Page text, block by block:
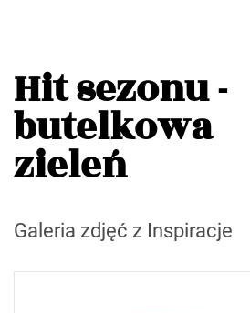
Hit sezonu -
butelkowa
zieleń
Galeria zdjęć z Inspiracje